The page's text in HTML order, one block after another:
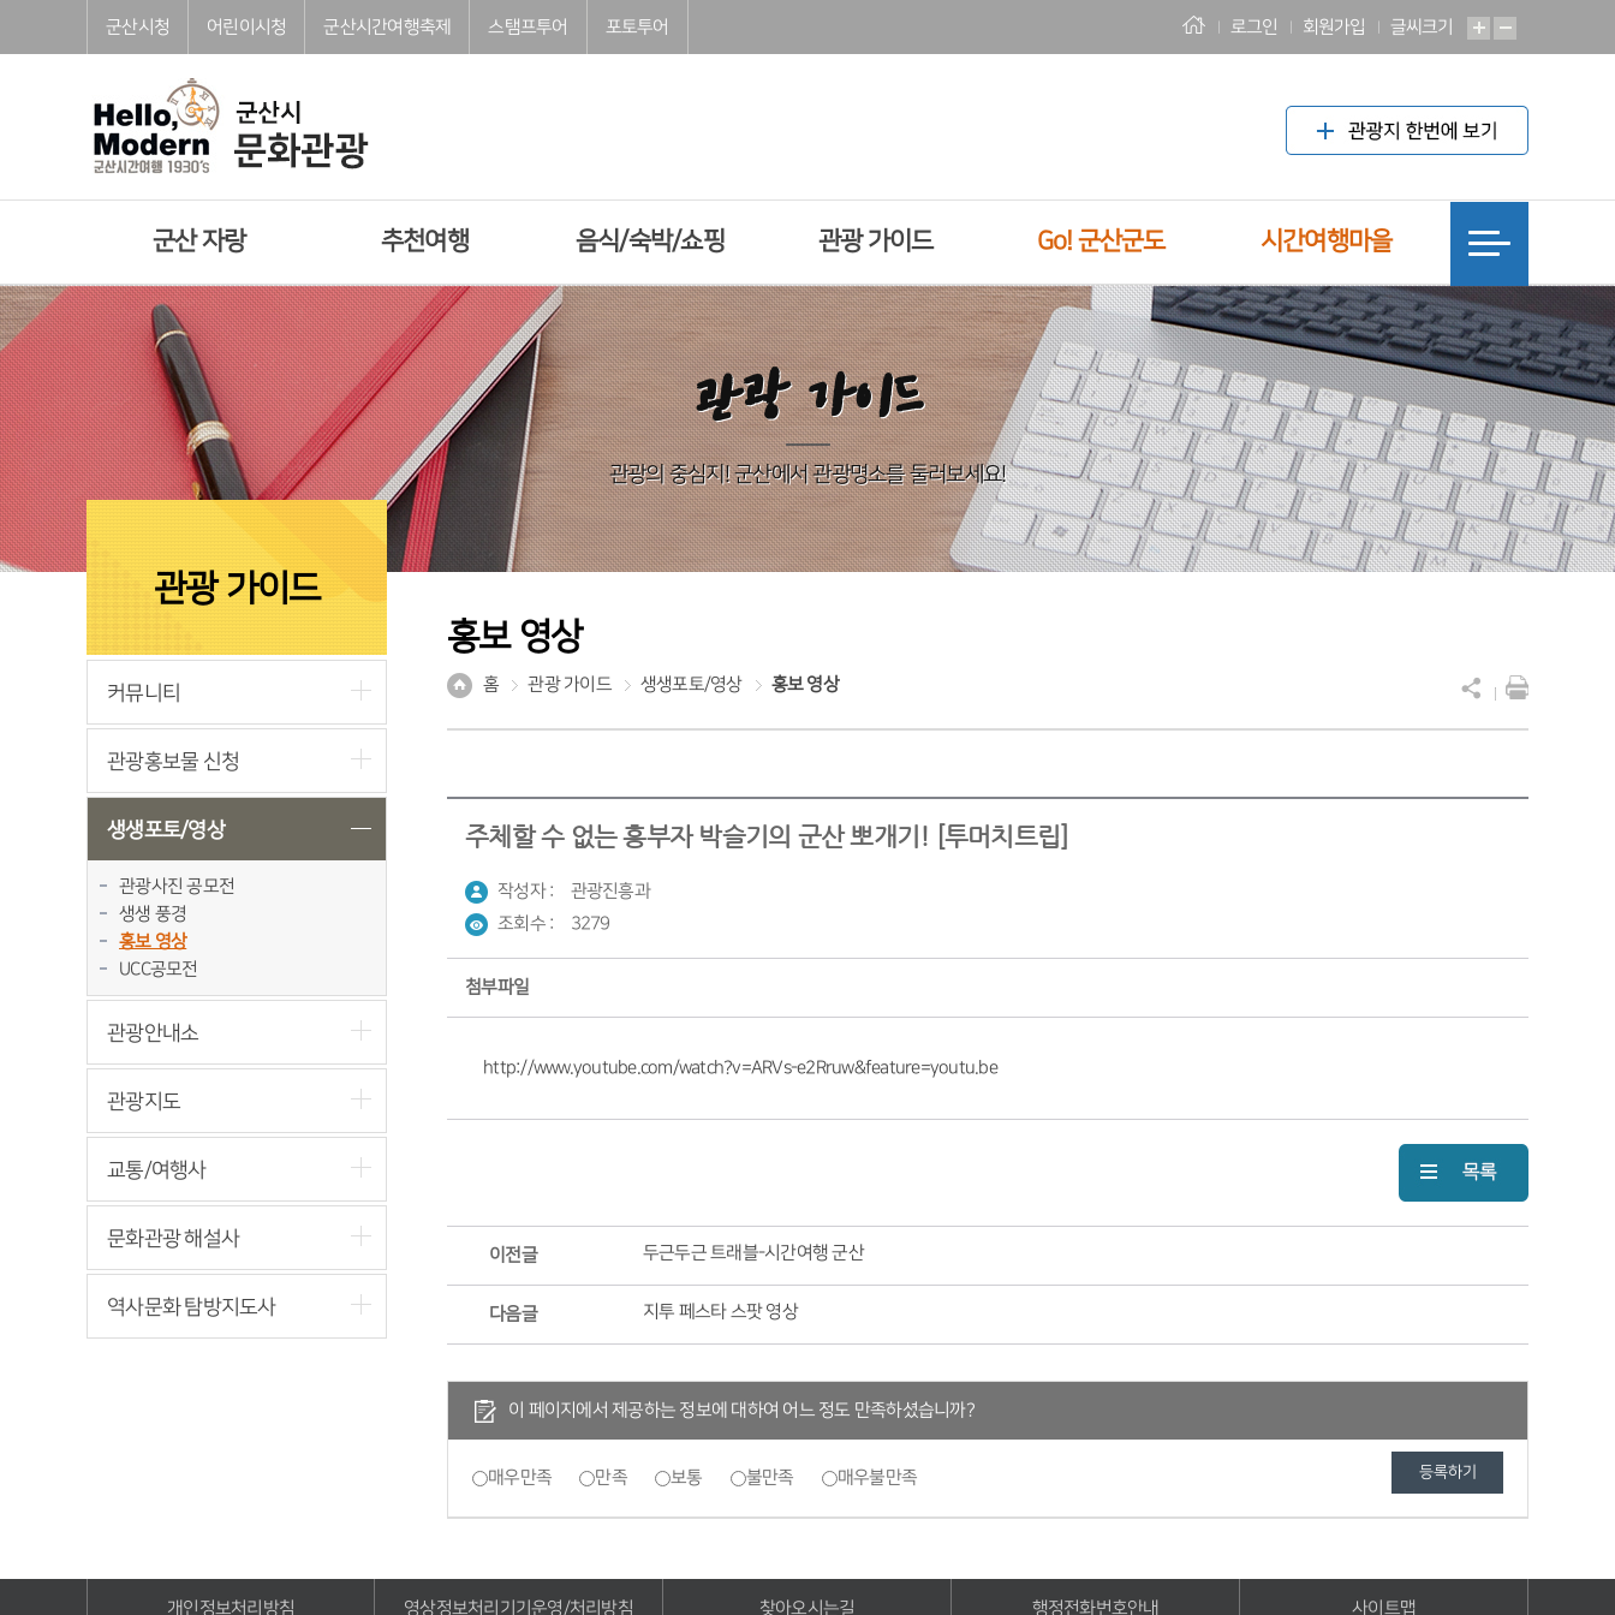
군산시청 어린이시청 군산시간여행축제 스탬프투어 포토투어 로그인 회원가입 글씨크기
군산 자랑 추천여행 음식/숙박/쇼핑 관광 가이드 Go! 군산군도 시간여행마을
관광 가이드
관광의 중심지! 군산에서 관광명소를 둘러보세요!
관광 가이드
커뮤니티
관광홍보물 신청
생생포토/영상
관광사진 공모전
생생 풍경
홍보 영상
UCC공모전
관광안내소
관광지도
교통/여행사
문화관광 해설사
역사문화 탐방지도사
홍보 영상
홈 관광 가이드 생생포토/영상 홍보 영상
주체할 수 없는 흥부자 박슬기의 군산 뽀개기! [투머치트립]
작성자 :
관광진흥과
조회수 :
3279
첨부파일
http://www.youtube.com/watch?v=ARVs-e2Rruw&feature=youtu.be
이전글 두근두근 트래블-시간여행 군산
다음글 지투 페스타 스팟 영상
이 페이지에서 제공하는 정보에 대하여 어느 정도 만족하셨습니까?
매우만족 만족 보통 불만족 매우불만족
개인정보처리방침 영상정보처리기기운영/처리방침 찾아오시는길 행정전화번호안내 사이트맵